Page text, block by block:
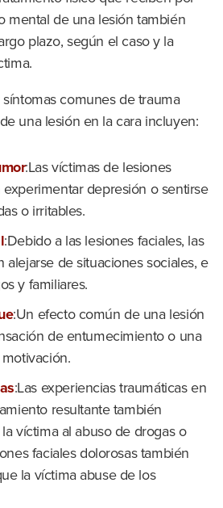
mental de una lesión también
plazo, según el caso y la
comunes de trauma
una lesión en la cara incluyen:
:Las víctimas de lesiones
depresión o sentirse
o irritables.
:Debido a las lesiones faciales, las
alejarse de situaciones sociales, e
y familiares.
:Un efecto común de una lesión
de entumecimiento o una
:Las experiencias traumáticas en
resultante también
víctima al abuso de drogas o
faciales dolorosas también
la víctima abuse de los